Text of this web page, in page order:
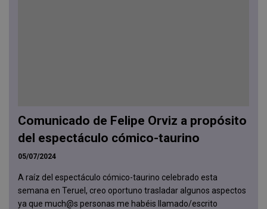
Comunicado de Felipe Orviz a propósito
del espectáculo cómico-taurino
05/07/2024
A raíz del espectáculo cómico-taurino celebrado esta
semana en Teruel, creo oportuno trasladar algunos aspectos
ya que much@s personas me habéis llamado/escrito